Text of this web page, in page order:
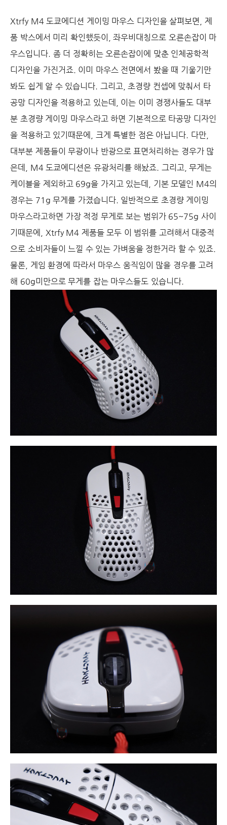
Xtrfy M4 도쿄에디션 게이밍 마우스 디자인을 살펴보면, 제
품 박스에서 미리 확인했듯이, 좌우비대칭으로 오른손잡이 마
우스입니다. 좀 더 정확히는 오른손잡이에 맞춘 인체공학적
디자인을 가진거죠. 이미 마우스 전면에서 봤을 때 기울기만
봐도 쉽게 알 수 있습니다. 그리고, 초경량 컨셉에 맞춰서 타
공망 디자인을 적용하고 있는데, 이는 이미 경쟁사들도 대부
분 초경량 게이밍 마우스라고 하면 기본적으로 타공망 디자인
을 적용하고 있기때문에, 크게 특별한 점은 아닙니다. 다만,
대부분 제품들이 무광이나 반광으로 표면처리하는 경우가 많
은데, M4 도쿄에디션은 유광처리를 해놨죠. 그리고, 무게는
케이블을 제외하고 69g을 가지고 있는데, 기본 모델인 M4의
경우는 71g 무게를 가졌습니다. 일반적으로 초경량 게이밍
마우스라고하면 가장 적정 무게로 보는 범위가 65~75g 사이
기때문에, Xtrfy M4 제품들 모두 이 범위를 고려해서 대중적
으로 소비자들이 느낄 수 있는 가벼움을 정한거라 할 수 있죠.
물론, 게임 환경에 따라서 마우스 움직임이 많을 경우를 고려
해 60g미만으로 무게를 잡는 마우스들도 있습니다.